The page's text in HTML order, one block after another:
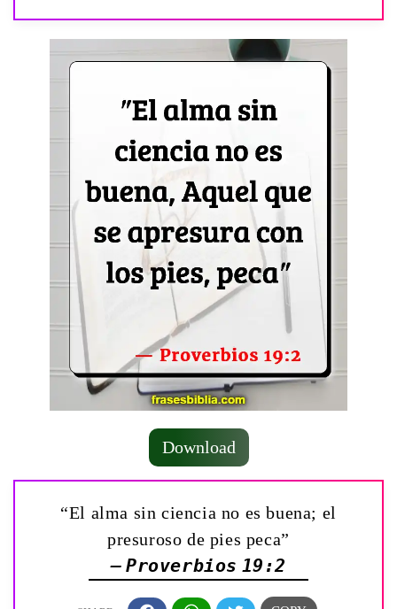
Download
“El alma sin ciencia no es buena; el
presuroso de pies peca”
— Proverbios 19:2